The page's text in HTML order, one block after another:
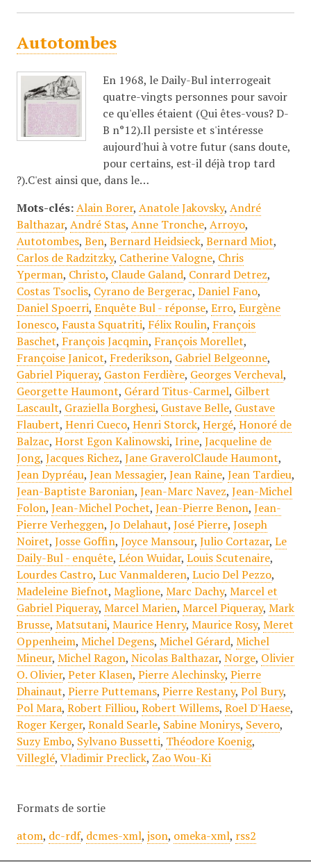
Autotombes
En 1968, le Daily-Bul interrogeait
quatre-vingts personnes pour savoir
ce qu'elles étaient (Qui êtes-vous? D-
B n°12).Il persiste et s'intéresse
aujourd'hui à votre futur (sans doute,
pour certains, est-il déjà trop tard
?).C'est ainsi que, dans le…
Mots-clés: Alain Borer, Anatole Jakovsky, André
Balthazar, André Stas, Anne Tronche, Arroyo,
Autotombes, Ben, Bernard Heidsieck, Bernard Miot,
Carlos de Radzitzky, Catherine Valogne, Chris
Yperman, Christo, Claude Galand, Conrard Detrez,
Costas Tsoclis, Cyrano de Bergerac, Daniel Fano,
Daniel Spoerri, Enquête Bul - réponse, Erro, Eurgène
Ionesco, Fausta Squatriti, Félix Roulin, François
Baschet, François Jacqmin, François Morellet,
Françoise Janicot, Frederikson, Gabriel Belgeonne,
Gabriel Piqueray, Gaston Ferdière, Georges Vercheval,
Georgette Haumont, Gérard Titus-Carmel, Gilbert
Lascault, Graziella Borghesi, Gustave Belle, Gustave
Flaubert, Henri Cueco, Henri Storck, Hergé, Honoré de
Balzac, Horst Egon Kalinowski, Irine, Jacqueline de
Jong, Jacques Richez, Jane GraverolClaude Haumont,
Jean Dypréau, Jean Messagier, Jean Raine, Jean Tardieu,
Jean-Baptiste Baronian, Jean-Marc Navez, Jean-Michel
Folon, Jean-Michel Pochet, Jean-Pierre Benon, Jean-
Pierre Verheggen, Jo Delahaut, José Pierre, Joseph
Noiret, Josse Goffin, Joyce Mansour, Julio Cortazar, Le
Daily-Bul - enquête, Léon Wuidar, Louis Scutenaire,
Lourdes Castro, Luc Vanmalderen, Lucio Del Pezzo,
Madeleine Biefnot, Maglione, Marc Dachy, Marcel et
Gabriel Piqueray, Marcel Marien, Marcel Piqueray, Mark
Brusse, Matsutani, Maurice Henry, Maurice Rosy, Meret
Oppenheim, Michel Degens, Michel Gérard, Michel
Mineur, Michel Ragon, Nicolas Balthazar, Norge, Olivier
O. Olivier, Peter Klasen, Pierre Alechinsky, Pierre
Dhainaut, Pierre Puttemans, Pierre Restany, Pol Bury,
Pol Mara, Robert Filliou, Robert Willems, Roel D'Haese,
Roger Kerger, Ronald Searle, Sabine Monirys, Severo,
Suzy Embo, Sylvano Bussetti, Théodore Koenig,
Villeglé, Vladimir Preclick, Zao Wou-Ki
Formats de sortie
atom, dc-rdf, dcmes-xml, json, omeka-xml, rss2